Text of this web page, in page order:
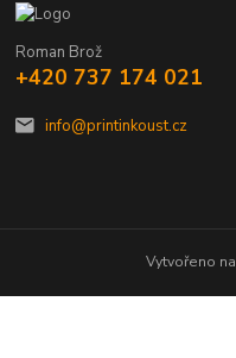
Roman Brož
+420 737 174 021
info@printinkoust.cz
Vytvořeno na